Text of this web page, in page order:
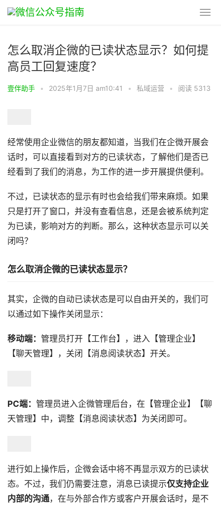
怎么取消企微的已读状态显示？如何提
高员工回复速度？
壹伴助手 • 2025年1月7日 am10:41 • 私域运营 • 阅读 5313
经常使用企业微信的朋友都知道，当我们在企微开展会
话时，可以直接看到对方的已读状态，了解他们是否已
经看到了我们的消息，为工作的进一步开展提供便利。
不过，已读状态的显示有时也会给我们带来麻烦。如果
只是打开了窗口，并没有查看信息，还是会被系统判定
为已读，影响对方的判断。那么，这种状态显示可以关
闭吗？
怎么取消企微的已读状态显示？
其实，企微的自动已读状态是可以自由开关的，我们可
以通过如下操作关闭显示：
移动端： 管理员打开【工作台】，进入【管理企业】
【聊天管理】，关闭【消息阅读状态】开关。
PC端： 管理员进入企微管理后台，在【管理企业】【聊
天管理】中，调整【消息阅读状态】为关闭即可。
进行如上操作后，企微会话中将不再显示双方的已读状
态。不过，我们仍需要注意，消息已读提示仅支持企业
内部的沟通，在与外部合作方或客户开展会话时，是不